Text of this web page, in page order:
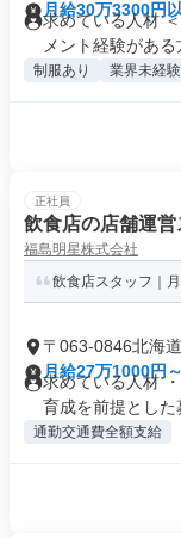
月給30万3300円
求めている人材
メント経験がある
制服あり 業界未経
正社員
飲食店の店舗運営
福島明星株式会社
飲食店スタッフ｜
〒063-0846北海
月給27万1000円
求めている人材
育成を前提とした
通勤交通費全額支給